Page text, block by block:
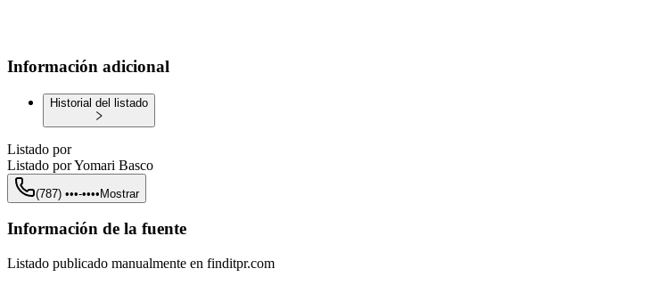
Información adicional
Historial del listado
Listado por
Listado porYomari Basco
(787) •••-••••Mostrar
Información de la fuente
Listado publicado manualmente en finditpr.com